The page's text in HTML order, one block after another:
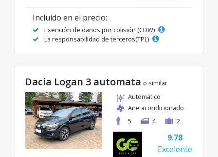
Incluido en el precio:
Exención de daños por colisión (CDW)
La responsabilidad de terceros(TPL)
Dacia Logan 3 automata o similar
Automático
Aire acondicionado
5
4 2
9.78
Excelente